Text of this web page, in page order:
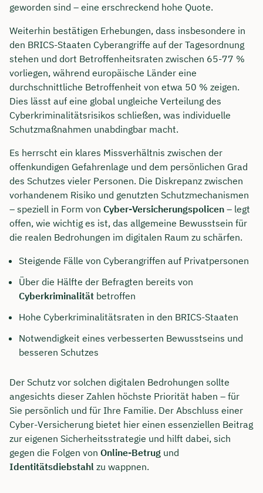
geworden sind – eine erschreckend hohe Quote.
Weiterhin bestätigen Erhebungen, dass insbesondere in
den BRICS-Staaten Cyberangriffe auf der Tagesordnung
stehen und dort Betroffenheitsraten zwischen 65-77 %
vorliegen, während europäische Länder eine
durchschnittliche Betroffenheit von etwa 50 % zeigen.
Dies lässt auf eine global ungleiche Verteilung des
Cyberkriminalitätsrisikos schließen, was individuelle
Schutzmaßnahmen unabdingbar macht.
Es herrscht ein klares Missverhältnis zwischen der
offenkundigen Gefahrenlage und dem persönlichen Grad
des Schutzes vieler Personen. Die Diskrepanz zwischen
vorhandenem Risiko und genutzten Schutzmechanismen
– speziell in Form von Cyber-Versicherungspolicen – legt
offen, wie wichtig es ist, das allgemeine Bewusstsein für
die realen Bedrohungen im digitalen Raum zu schärfen.
Steigende Fälle von Cyberangriffen auf Privatpersonen
Über die Hälfte der Befragten bereits von
Cyberkriminalität betroffen
Hohe Cyberkriminalitätsraten in den BRICS-Staaten
Notwendigkeit eines verbesserten Bewusstseins und
besseren Schutzes
Der Schutz vor solchen digitalen Bedrohungen sollte
angesichts dieser Zahlen höchste Priorität haben – für
Sie persönlich und für Ihre Familie. Der Abschluss einer
Cyber-Versicherung bietet hier einen essenziellen Beitrag
zur eigenen Sicherheitsstrategie und hilft dabei, sich
gegen die Folgen von Online-Betrug und
Identitätsdiebstahl zu wappnen.